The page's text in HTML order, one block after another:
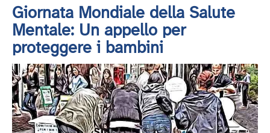
Giornata Mondiale della Salute
Mentale: Un appello per
proteggere i bambini